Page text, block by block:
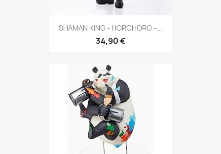
SHAMAN KING - HOROHORO -...
34,90 €